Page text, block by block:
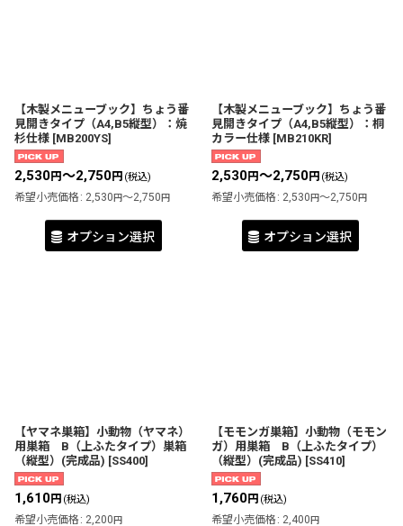
【木製メニューブック】ちょう番
見開きタイプ（A4,B5縦型）：焼
杉仕様 [MB200YS]
2,530円～2,750円 (税込)
希望小売価格 : 2,530 円～2,750 円
オプション選択
【木製メニューブック】ちょう番
見開きタイプ（A4,B5縦型）：桐
カラー仕様 [MB210KR]
2,530円～2,750円 (税込)
希望小売価格 : 2,530 円～2,750 円
オプション選択
【ヤマネ巣箱】小動物（ヤマネ）
用巣箱 B（上ふたタイプ）巣箱
（縦型）(完成品) [SS400]
1,610円 (税込)
希望小売価格 : 2,200 円
【モモンガ巣箱】小動物（モモン
ガ）用巣箱 B（上ふたタイプ）
（縦型）(完成品) [SS410]
1,760円 (税込)
希望小売価格 : 2,400 円